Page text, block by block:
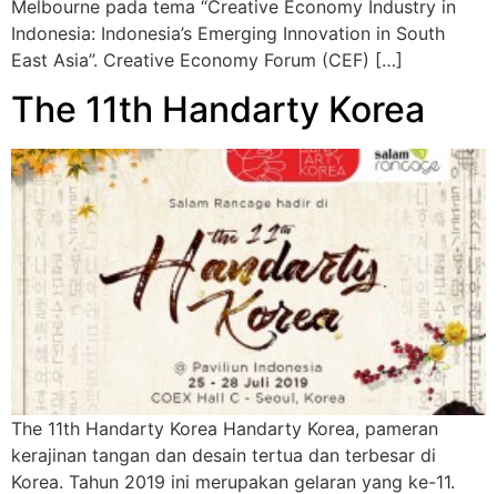
Melbourne pada tema “Creative Economy Industry in
Indonesia: Indonesia’s Emerging Innovation in South
East Asia”. Creative Economy Forum (CEF) […]
The 11th Handarty Korea
The 11th Handarty Korea Handarty Korea, pameran
kerajinan tangan dan desain tertua dan terbesar di
Korea. Tahun 2019 ini merupakan gelaran yang ke-11.